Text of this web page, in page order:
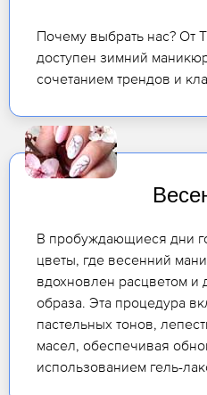
Почему выбрать нас? От
доступен зимний
сочетанием трендов и
В пробуждающиеся дни
цветы, где весенний
вдохновлен расцветом и
образа. Эта процедура
пастельных тонов,
масел, обеспечивая
использованием гель-